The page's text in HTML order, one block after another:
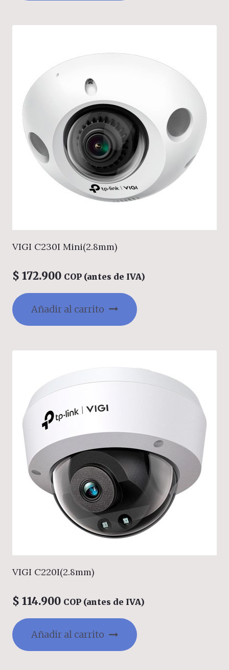
VIGI C230I Mini(2.8mm)
$ 172.900 COP (antes de IVA)
Añadir al carrito
VIGI C220I(2.8mm)
$ 114.900 COP (antes de IVA)
Añadir al carrito